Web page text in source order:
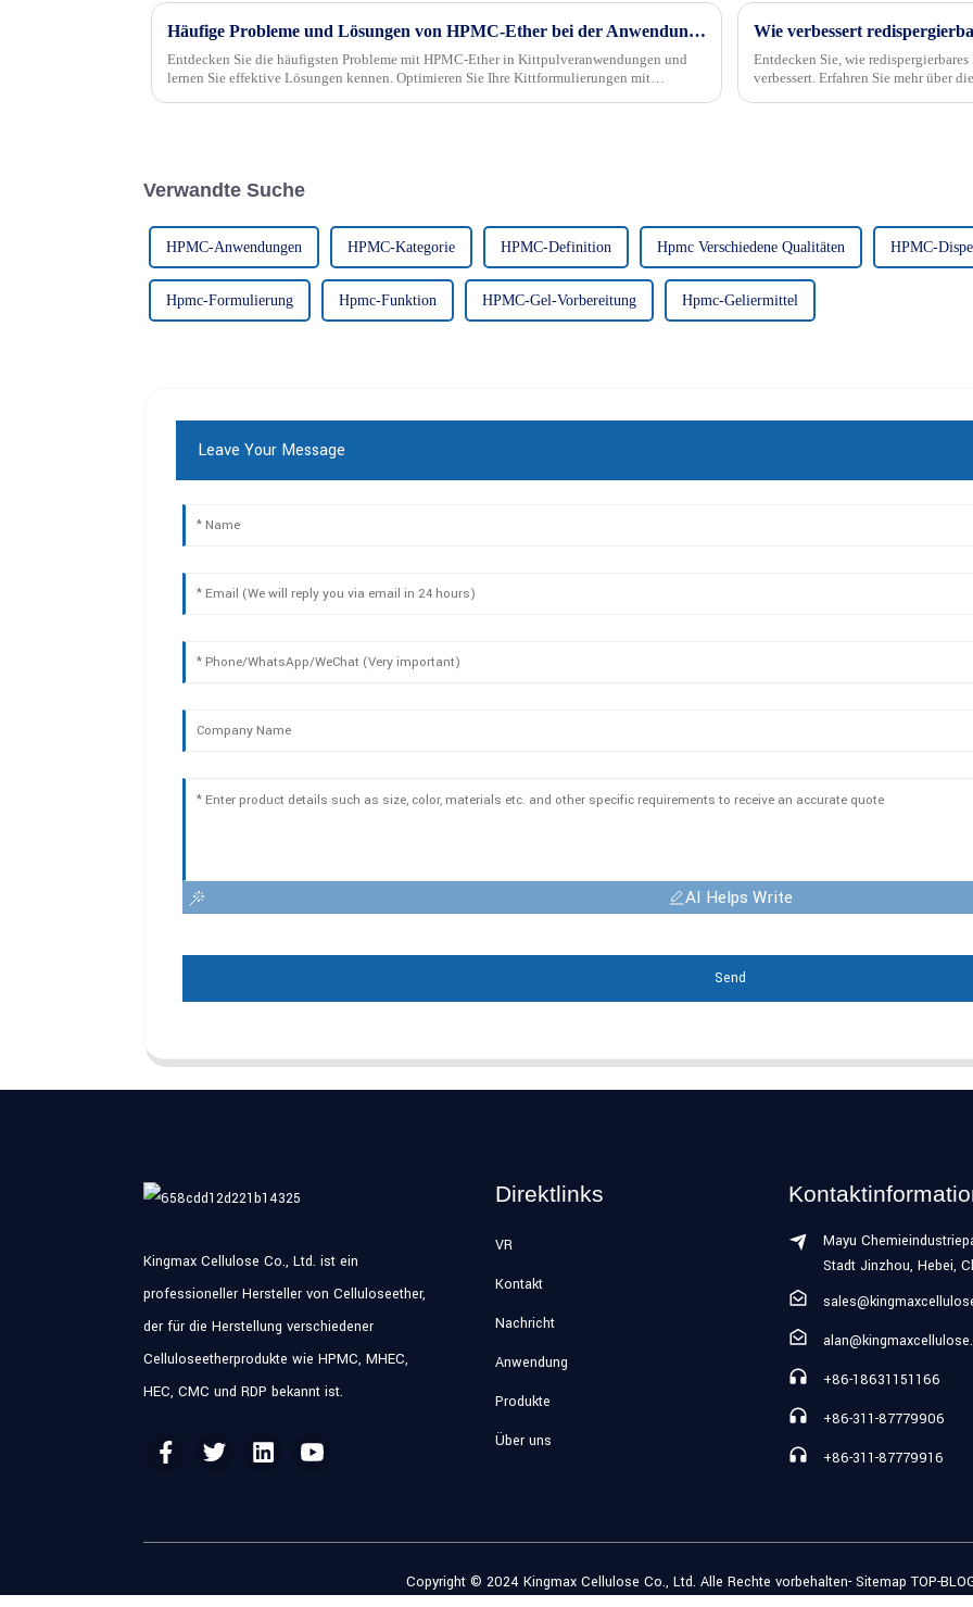
Häufige Probleme und Lösungen von HPMC-Ether bei der Anwendung von Kittpulver
Entdecken Sie die häufigsten Probleme mit HPMC-Ether in Kittpulveranwendungen und
lernen Sie effektive Lösungen kennen. Optimieren Sie Ihre Kittformulierungen mit
Entdecken Sie, wie
verbessert. Erfahren Sie mehr über
Verwandte Suche
HPMC-Anwendungen HPMC-Kategorie HPMC-Definition Hpmc Verschiedene Qualitäten HPMC-
Hpmc-Formulierung Hpmc-Funktion HPMC-Gel-Vorbereitung Hpmc-Geliermittel
Leave Your Message
AI Helps Write
Send
Kingmax Cellulose Co., Ltd. ist ein
professioneller Hersteller von Celluloseether,
der für die Herstellung verschiedener
Celluloseetherprodukte wie HPMC, MHEC,
HEC, CMC und RDP bekannt ist.
Direktlinks
VR
Kontakt
Nachricht
Anwendung
Produkte
Über uns
Mayu
Stadt Jinzhou, Hebei,
+86-18631151166
+86-311-87779906
+86-311-87779916
Copyright © 2024 Kingmax Cellulose Co., Ltd. Alle Rechte vorbehalten- Sitemap TOP-